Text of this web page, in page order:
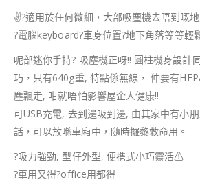
✌?適用於任何微細，大部吸塵機去唔到嘅
?電腦keyboard?車身位置?地下角落等等輕
呢部迷你手持? 吸塵機正呀!! 圓柱機身設計
巧，只有640g重, 特點係無線， 仲要有
塵飄走, 咁就唔怕影響屋企人健康!!
可USB充電, 去到邊吸到邊, 由其家中有小
話，可以放喺車廂中，隨時攞黎救命用。
?吸力強勁, 型仔外型, 便携式小巧靈活⚠
?車用又得?office用都得